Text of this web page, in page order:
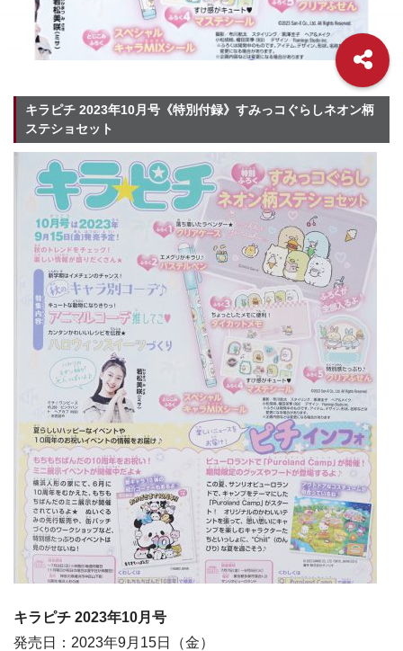
キラピチ 2023年10月号《特別付録》すみっコぐらしネオン柄
ステショセット
キラピチ 2023年10月号
発売日：2023年9月15日（金）